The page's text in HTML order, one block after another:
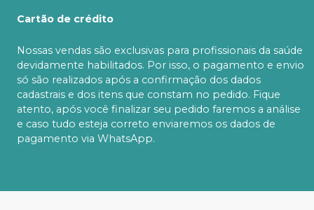
Cartão de crédito
Nossas vendas são exclusivas para profissionais da saúde
devidamente habilitados. Por isso, o pagamento e envio
só são realizados após a confirmação dos dados
cadastrais e dos itens que constam no pedido. Fique
atento, após você finalizar seu pedido faremos a análise
e caso tudo esteja correto enviaremos os dados de
pagamento via WhatsApp.